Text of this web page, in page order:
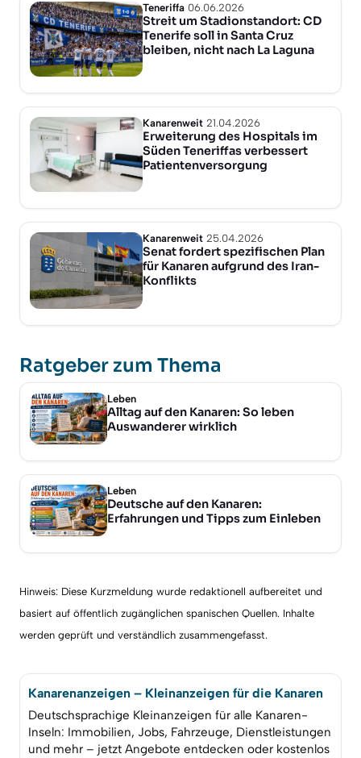
Teneriffa 06.06.2026
Streit um Stadionstandort: CD
Tenerife soll in Santa Cruz
bleiben, nicht nach La Laguna
Kanarenweit 21.04.2026
Erweiterung des Hospitals im
Süden Teneriffas verbessert
Patientenversorgung
Kanarenweit 25.04.2026
Senat fordert spezifischen Plan
für Kanaren aufgrund des Iran-
Konflikts
Ratgeber zum Thema
Leben
Alltag auf den Kanaren: So leben
Auswanderer wirklich
Leben
Deutsche auf den Kanaren:
Erfahrungen und Tipps zum Einleben
Hinweis: Diese Kurzmeldung wurde redaktionell aufbereitet und
basiert auf öffentlich zugänglichen spanischen Quellen. Inhalte
werden geprüft und verständlich zusammengefasst.
Kanarenanzeigen – Kleinanzeigen für die Kanaren
Deutschsprachige Kleinanzeigen für alle Kanaren-
Inseln: Immobilien, Jobs, Fahrzeuge, Dienstleistungen
und mehr – jetzt Angebote entdecken oder kostenlos